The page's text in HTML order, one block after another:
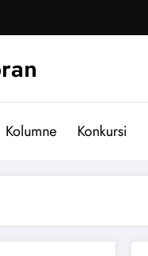
Kolumne Konkursi